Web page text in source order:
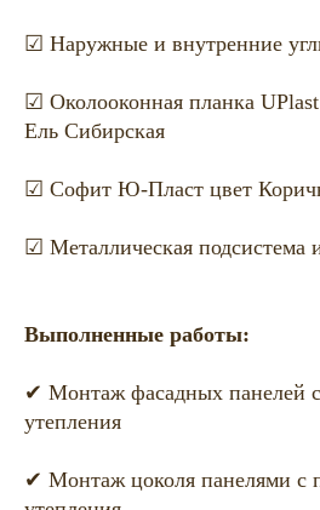
☑ Наружные и внутренние
☑ Околооконная планка
Ель Сибирская
☑ Софит Ю-Пласт цвет
☑ Металлическая подсистема
Выполненные работы:
✔ Монтаж фасадных панелей с
утепления
✔ Монтаж цоколя панелями с